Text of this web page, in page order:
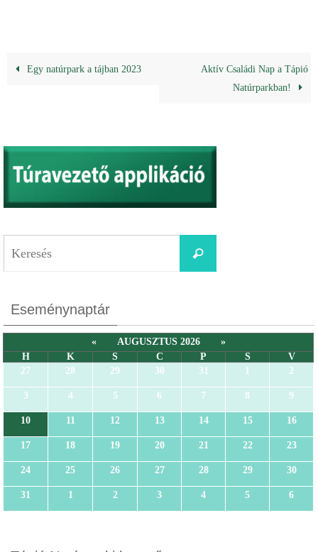
Egy natúrpark a tájban 2023
Aktív Családi Nap a Tápió
Natúrparkban!
Eseménynaptár
« AUGUSZTUS 2026
»
H
K S C P S
V
27
28 29 30 31 1 2
3 4 5 6 7 8 9
10 11 12 13 14 15 16
17 18 19 20 21 22 23
24 25 26 27 28 29 30
31 1 2 3 4 5 6